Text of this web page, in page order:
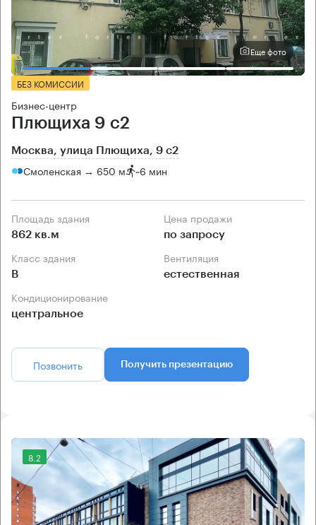
Еще фото
БЕЗ КОМИССИИ
Бизнес-центр
Плющиха 9 с2
Москва, улица Плющиха, 9 с2
Смоленская → 650 м ~6 мин
Площадь здания
862 кв.м
Цена продажи
по запросу
Класс здания
B
Вентиляция
естественная
Кондиционирование
центральное
Позвонить Получить презентацию
8.2